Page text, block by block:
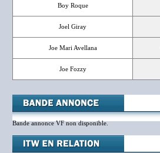
Boy Roque
Joel Giray
Joe Mari Avellana
Joe Fozzy
Bande annonce VF non disponible.